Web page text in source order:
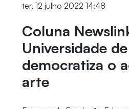
ter, 12 julho 2022 14:48
Coluna
Universidade
democratiza o
arte